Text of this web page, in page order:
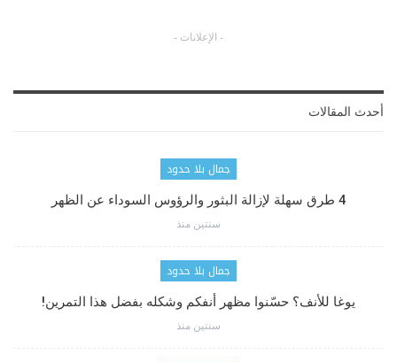
- الإعلانات -
أحدث المقالات
جمال بلا حدود
4 طرق سهلة لإزالة البثور والرؤوس السوداء عن الظهر
سنتين منذ
جمال بلا حدود
يوغا للأنف؟ حسّنوا مظهر أنفكم وشكله بفضل هذا التمرين!
سنتين منذ